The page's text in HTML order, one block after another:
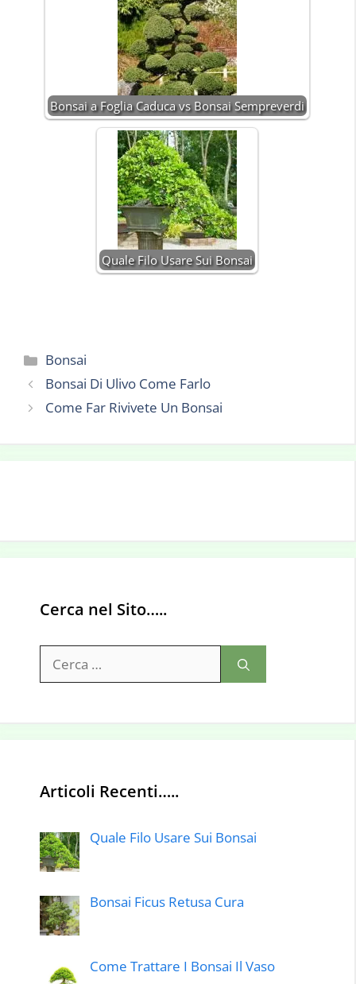
Bonsai a Foglia Caduca vs Bonsai Sempreverdi
Quale Filo Usare Sui Bonsai
Categorie
Bonsai
Bonsai Di Ulivo Come Farlo
Come Far Rivivete Un Bonsai
Cerca nel Sito…..
per:
Articoli Recenti…..
Quale Filo Usare Sui Bonsai
Bonsai Ficus Retusa Cura
Come Trattare I Bonsai Il Vaso